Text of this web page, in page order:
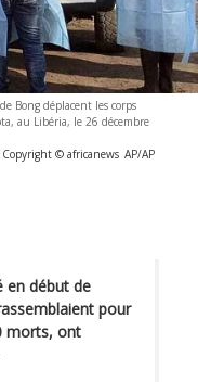
Bong déplacent les corps
au Libéria, le 26 décembre
Copyright © africanews AP/AP
en début de
pour
morts, ont